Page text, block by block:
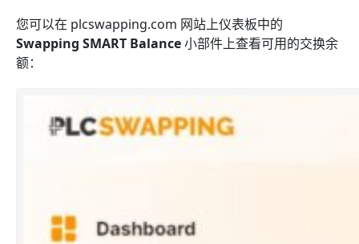
您可以在 plcswapping.com 网站上仪表板中的
Swapping SMART Balance小部件上查看可用的交换余
额：